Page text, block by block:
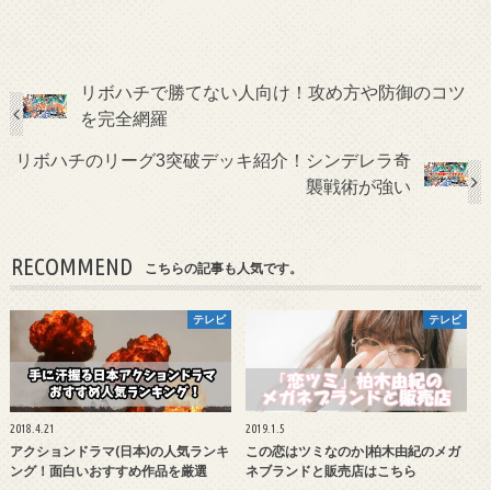
リボハチで勝てない人向け！攻め方や防御のコツ
を完全網羅
リボハチのリーグ3突破デッキ紹介！シンデレラ奇
襲戦術が強い
RECOMMEND こちらの記事も人気です。
テレビ
2018.4.21
アクションドラマ(日本)の人気ランキ
ング！面白いおすすめ作品を厳選
テレビ
2019.1.5
この恋はツミなのか|柏木由紀のメガ
ネブランドと販売店はこちら